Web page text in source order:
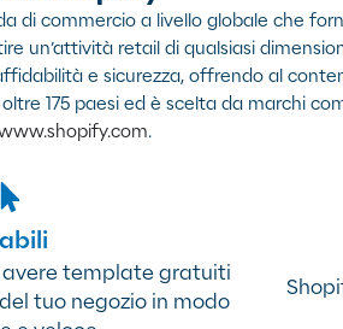
di commercio a livello globale che
un’attività retail di qualsiasi
e sicurezza, offrendo al
175 paesi ed è scelta da marchi
.​
avere template gratuiti
tuo negozio in modo